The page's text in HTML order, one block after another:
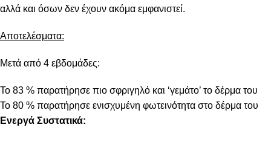
αλλά και όσων δεν έχουν ακόμα εμφανιστεί.
Αποτελέσματα:
Μετά από 4 εβδομάδες:
Το 83 % παρατήρησε πιο σφριγηλό και ‘γεμάτο’ το δέρμα του
Το 80 % παρατήρησε ενισχυμένη φωτεινότητα στο δέρμα του
Ενεργά Συστατικά: